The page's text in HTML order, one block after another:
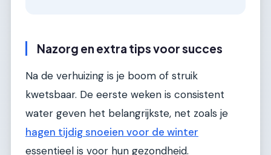
Nazorg en extra tips voor succes
Na de verhuizing is je boom of struik
kwetsbaar. De eerste weken is consistent
water geven het belangrijkste, net zoals je
hagen tijdig snoeien voor de winter
essentieel is voor hun gezondheid.